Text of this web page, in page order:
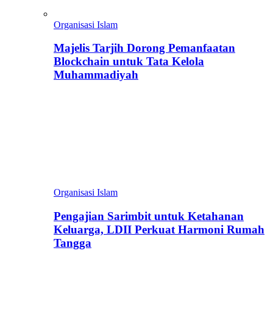
Organisasi Islam
Majelis Tarjih Dorong Pemanfaatan
Blockchain untuk Tata Kelola
Muhammadiyah
Organisasi Islam
Pengajian Sarimbit untuk Ketahanan
Keluarga, LDII Perkuat Harmoni Rumah
Tangga